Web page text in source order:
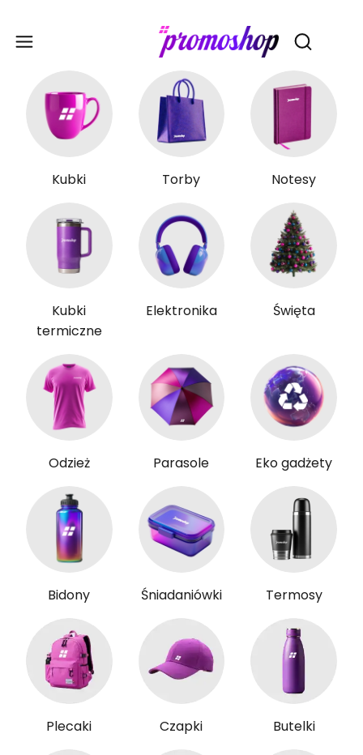
Otwórz
Kubki Torby Notesy
Kubki
termiczne
Elektronika Święta
Odzież Parasole Eko gadżety
Bidony Śniadaniówki Termosy
Plecaki Czapki Butelki